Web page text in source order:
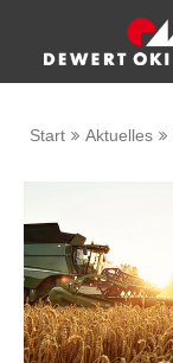
Start Aktuelles